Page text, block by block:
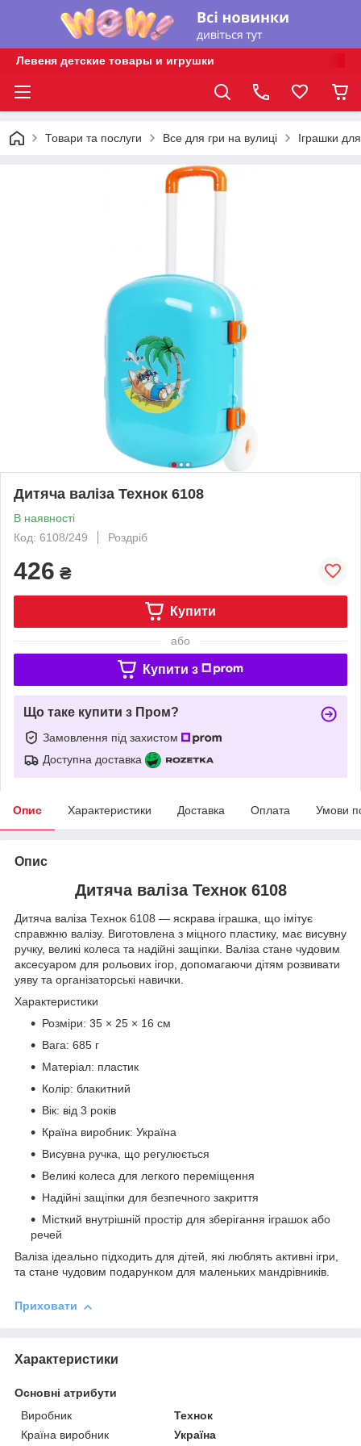
Левеня детские товары и игрушки
Товари та послуги Все для гри на вулиці Іграшки
Дитяча валіза Технок 6108
В наявності
Код: 6108/249
Роздріб
426 ₴
Купити
або
Купити з
Що таке купити з Пром?
Замовлення під захистом
Доступна доставка
Опис Характеристики Доставка Оплата Умови
Опис
Дитяча валіза Технок 6108
Дитяча валіза Технок 6108 — яскрава іграшка, що імітує
справжню валізу. Виготовлена з міцного пластику, має висувну
ручку, великі колеса та надійні защіпки. Валіза стане чудовим
аксесуаром для рольових ігор, допомагаючи дітям розвивати
уяву та організаторські навички.
Характеристики
Розміри: 35 × 25 × 16 см
Вага: 685 г
Матеріал: пластик
Колір: блакитний
Вік: від 3 років
Країна виробник: Україна
Висувна ручка, що регулюється
Великі колеса для легкого переміщення
Надійні защіпки для безпечного закриття
Місткий внутрішній простір для зберігання іграшок або
речей
Валіза ідеально підходить для дітей, які люблять активні ігри,
та стане чудовим подарунком для маленьких мандрівників.
Приховати
Характеристики
Основні атрибути
Виробник
Технок
Країна виробник
Україна